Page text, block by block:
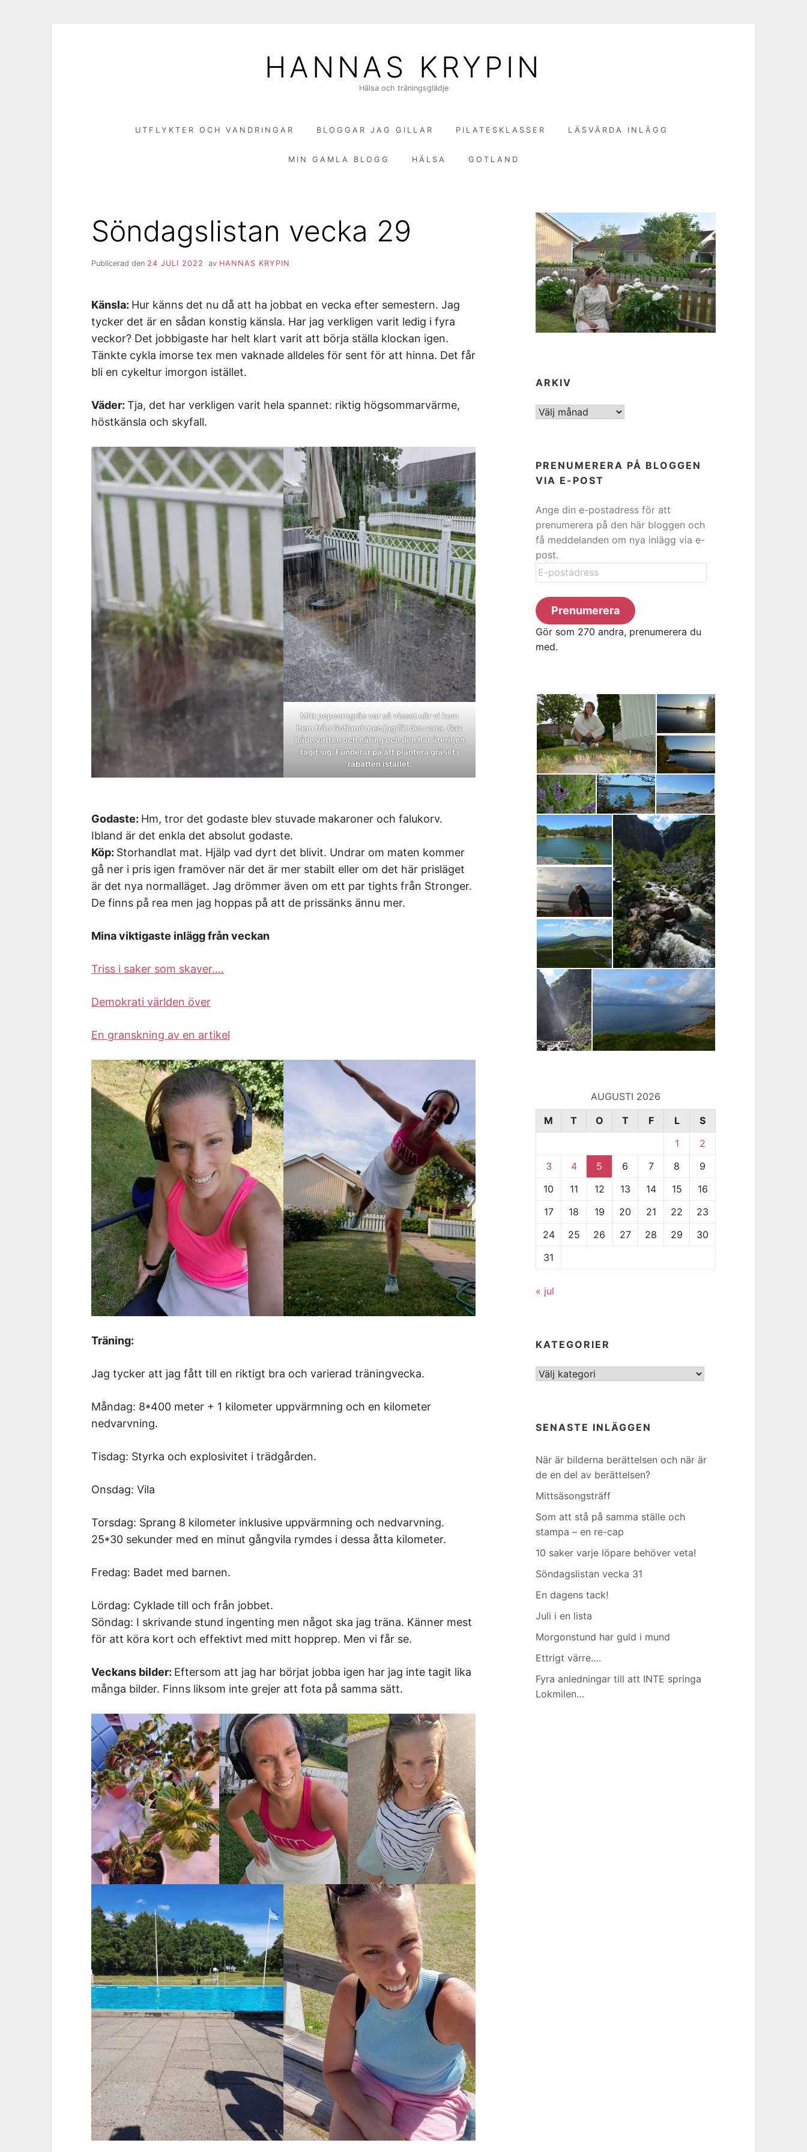
HANNAS KRYPIN
Hälsa och träningsglädje
UTFLYKTER OCH VANDRINGAR BLOGGAR JAG GILLAR PILATESKLASSER LÄSVÄRDA INLÄGG
MIN GAMLA BLOGG HÄLSA GOTLAND
Söndagslistan vecka 29
Publicerad den 24 JULI 2022 av HANNAS KRYPIN
Känsla: Hur känns det nu då att ha jobbat en vecka efter semestern. Jag
tycker det är en sådan konstig känsla. Har jag verkligen varit ledig i fyra
veckor? Det jobbigaste har helt klart varit att börja ställa klockan igen.
Tänkte cykla imorse tex men vaknade alldeles för sent för att hinna. Det får
bli en cykeltur imorgon istället.
Väder: Tja, det har verkligen varit hela spannet: riktig högsommarvärme,
höstkänsla och skyfall.
MItt popcorngräs var så visset när vi kom
hem från Gotland men jag lät den vara. Gav
både vatten och näring och den har återigen
tagit sig. Funderar på att plantera gräset i
rabatten istället.
Godaste: Hm, tror det godaste blev stuvade makaroner och falukorv.
Ibland är det enkla det absolut godaste.
Köp: Storhandlat mat. Hjälp vad dyrt det blivit. Undrar om maten kommer
gå ner i pris igen framöver när det är mer stabilt eller om det här prisläget
är det nya normalläget. Jag drömmer även om ett par tights från Stronger.
De finns på rea men jag hoppas på att de prissänks ännu mer.
Mina viktigaste inlägg från veckan
Triss i saker som skaver….
Demokrati världen över
En granskning av en artikel
Träning:
Jag tycker att jag fått till en riktigt bra och varierad träningvecka.
Måndag: 8*400 meter + 1 kilometer uppvärmning och en kilometer
nedvarvning.
Tisdag: Styrka och explosivitet i trädgården.
Onsdag: Vila
Torsdag: Sprang 8 kilometer inklusive uppvärmning och nedvarvning.
25*30 sekunder med en minut gångvila rymdes i dessa åtta kilometer.
Fredag: Badet med barnen.
Lördag: Cyklade till och från jobbet.
Söndag: I skrivande stund ingenting men något ska jag träna. Känner mest
för att köra kort och effektivt med mitt hopprep. Men vi får se.
Veckans bilder: Eftersom att jag har börjat jobba igen har jag inte tagit lika
många bilder. Finns liksom inte grejer att fota på samma sätt.
ARKIV
ARKIV
PRENUMERERA PÅ BLOGGEN
VIA E-POST
Ange din e-postadress för att
prenumerera på den här bloggen och
få meddelanden om nya inlägg via e-
post.
E-
postadress
Prenumerera
Gör som 270 andra, prenumerera du
med.
AUGUSTI 2026
M
T O T F L
S
1
2
3
4 5 6 7 8
9
10
11 12 13 14 15
16
17
18 19 20 21 22
23
24
25 26 27 28 29
30
31
« jul
KATEGORIER
Kategorier
SENASTE INLÄGGEN
När är bilderna berättelsen och när är
de en del av berättelsen?
Mittsäsongsträff
Som att stå på samma ställe och
stampa – en re-cap
10 saker varje löpare behöver veta!
Söndagslistan vecka 31
En dagens tack!
Juli i en lista
Morgonstund har guld i mund
Ettrigt värre….
Fyra anledningar till att INTE springa
Lokmilen…